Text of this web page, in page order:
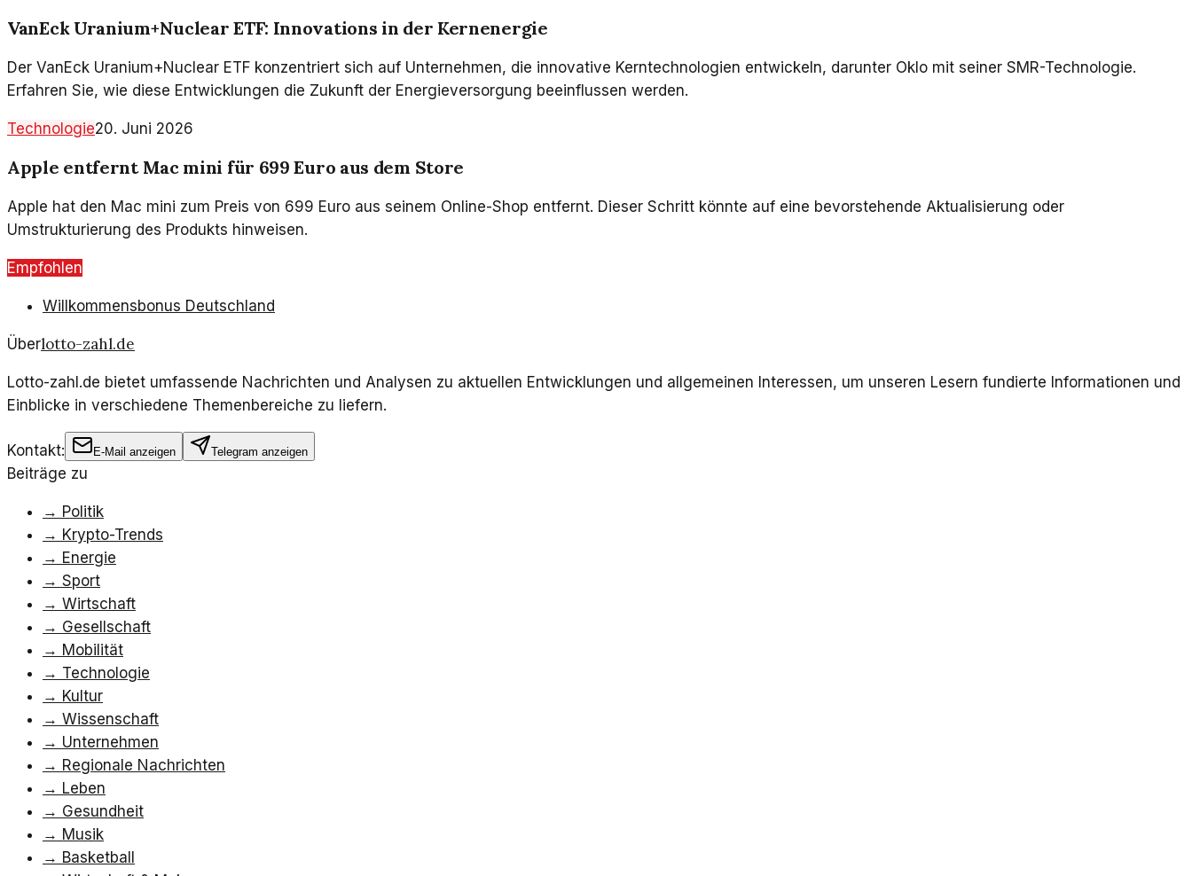
VanEck Uranium+Nuclear ETF: Innovations in der Kernenergie
Der VanEck Uranium+Nuclear ETF konzentriert sich auf Unternehmen, die innovative Kerntechnologien entwickeln, darunter Oklo mit seiner SMR-Technologie.
Erfahren Sie, wie diese Entwicklungen die Zukunft der Energieversorgung beeinflussen werden.
Technologie20. Juni 2026
Apple entfernt Mac mini für 699 Euro aus dem Store
Apple hat den Mac mini zum Preis von 699 Euro aus seinem Online-Shop entfernt. Dieser Schritt könnte auf eine bevorstehende Aktualisierung oder
Umstrukturierung des Produkts hinweisen.
Empfohlen
Willkommensbonus Deutschland
Überlotto-zahl.de
Lotto-zahl.de bietet umfassende Nachrichten und Analysen zu aktuellen Entwicklungen und allgemeinen Interessen, um unseren Lesern fundierte Informationen und
Einblicke in verschiedene Themenbereiche zu liefern.
Kontakt: E-Mail anzeigen Telegram anzeigen
Beiträge zu
→ Politik
→ Krypto-Trends
→ Energie
→ Sport
→ Wirtschaft
→ Gesellschaft
→ Mobilität
→ Technologie
→ Kultur
→ Wissenschaft
→ Unternehmen
→ Regionale Nachrichten
→ Leben
→ Gesundheit
→ Musik
→ Basketball